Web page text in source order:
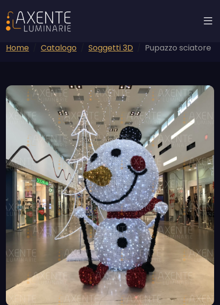
Home Catalogo Soggetti 3D Pupazzo sciatore